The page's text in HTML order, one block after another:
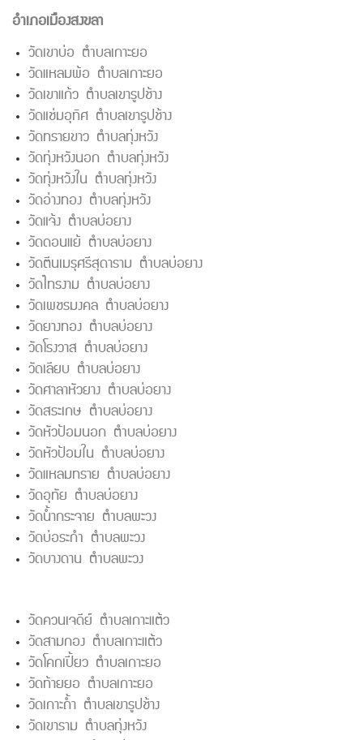
อำเภอเมืองสงขลา
วัดเขาบ่อ ตำบลเกาะยอ
วัดแหลมพ้อ ตำบลเกาะยอ
วัดเขาแก้ว ตำบลเขารูปช้าง
วัดแช่มอุทิศ ตำบลเขารูปช้าง
วัดทรายขาว ตำบลทุ่งหวัง
วัดทุ่งหวังนอก ตำบลทุ่งหวัง
วัดทุ่งหวังใน ตำบลทุ่งหวัง
วัดอ่างทอง ตำบลทุ่งหวัง
วัดแจ้ง ตำบลบ่อยาง
วัดดอนแย้ ตำบลบ่อยาง
วัดตีนเมรุศรีสุดาราม ตำบลบ่อยาง
วัดไทรงาม ตำบลบ่อยาง
วัดเพชรมงคล ตำบลบ่อยาง
วัดยางทอง ตำบลบ่อยาง
วัดโรงวาส ตำบลบ่อยาง
วัดเลียบ ตำบลบ่อยาง
วัดศาลาหัวยาง ตำบลบ่อยาง
วัดสระเกษ ตำบลบ่อยาง
วัดหัวป้อมนอก ตำบลบ่อยาง
วัดหัวป้อมใน ตำบลบ่อยาง
วัดแหลมทราย ตำบลบ่อยาง
วัดอุทัย ตำบลบ่อยาง
วัดน้ำกระจาย ตำบลพะวง
วัดบ่อระกำ ตำบลพะวง
วัดบางดาน ตำบลพะวง
วัดควนเจดีย์ ตำบลเกาะแต้ว
วัดสามกอง ตำบลเกาะแต้ว
วัดโคกเปี้ยว ตำบลเกาะยอ
วัดท้ายยอ ตำบลเกาะยอ
วัดเกาะถ้ำ ตำบลเขารูปช้าง
วัดเขาราม ตำบลทุ่งหวัง